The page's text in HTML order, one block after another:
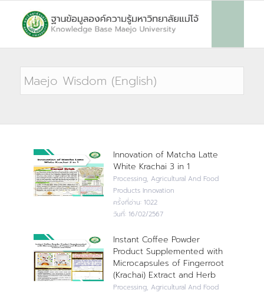
Innovation of Matcha Latte
White Krachai 3 in 1
Processing, Agricultural And Food
Products Innovation
ครั้งที่อ่าน: 1022
วันที่: 16/02/2567
Instant Coffee Powder
Product Supplemented with
Microcapsules of Fingerroot
(Krachai) Extract and Herb
Processing, Agricultural And Food